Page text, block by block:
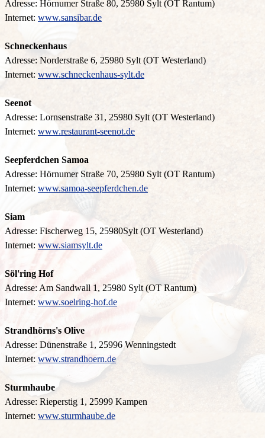
Adresse: Hörnumer Straße 80, 25980 Sylt (OT Rantum)
Internet: www.sansibar.de
Schneckenhaus
Adresse: Norderstraße 6, 25980 Sylt (OT Westerland)
Internet: www.schneckenhaus-sylt.de
Seenot
Adresse: Lornsenstraße 31, 25980 Sylt (OT Westerland)
Internet: www.restaurant-seenot.de
Seepferdchen Samoa
Adresse: Hörnumer Straße 70, 25980 Sylt (OT Rantum)
Internet: www.samoa-seepferdchen.de
Siam
Adresse: Fischerweg 15, 25980Sylt (OT Westerland)
Internet: www.siamsylt.de
Söl'ring Hof
Adresse: Am Sandwall 1, 25980 Sylt (OT Rantum)
Internet: www.soelring-hof.de
Strandhörns's Olive
Adresse: Dünenstraße 1, 25996 Wenningstedt
Internet: www.strandhoern.de
Sturmhaube
Adresse: Rieperstig 1, 25999 Kampen
Internet: www.sturmhaube.de